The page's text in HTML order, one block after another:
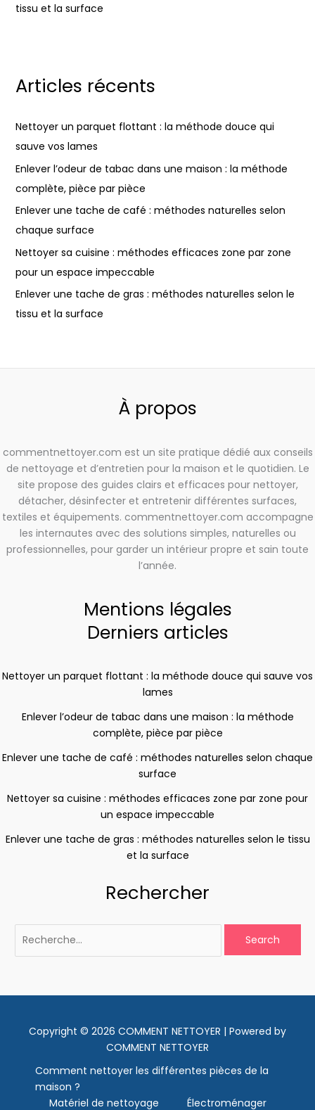
tissu et la surface
Articles récents
Nettoyer un parquet flottant : la méthode douce qui
sauve vos lames
Enlever l’odeur de tabac dans une maison : la méthode
complète, pièce par pièce
Enlever une tache de café : méthodes naturelles selon
chaque surface
Nettoyer sa cuisine : méthodes efficaces zone par zone
pour un espace impeccable
Enlever une tache de gras : méthodes naturelles selon le
tissu et la surface
À propos
commentnettoyer.com est un site pratique dédié aux conseils
de nettoyage et d’entretien pour la maison et le quotidien. Le
site propose des guides clairs et efficaces pour nettoyer,
détacher, désinfecter et entretenir différentes surfaces,
textiles et équipements. commentnettoyer.com accompagne
les internautes avec des solutions simples, naturelles ou
professionnelles, pour garder un intérieur propre et sain toute
l’année.
Mentions légales
Derniers articles
Nettoyer un parquet flottant : la méthode douce qui sauve vos
lames
Enlever l’odeur de tabac dans une maison : la méthode
complète, pièce par pièce
Enlever une tache de café : méthodes naturelles selon chaque
surface
Nettoyer sa cuisine : méthodes efficaces zone par zone pour
un espace impeccable
Enlever une tache de gras : méthodes naturelles selon le tissu
et la surface
Rechercher
Copyright © 2026 COMMENT NETTOYER | Powered by
COMMENT NETTOYER
Comment nettoyer les différentes pièces de la
maison ?
Matériel de nettoyage
Électroménager